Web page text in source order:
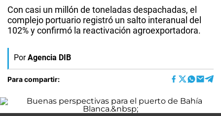
Con casi un millón de toneladas despachadas, el
complejo portuario registró un salto interanual del
102% y confirmó la reactivación agroexportadora.
Por Agencia DIB
Para compartir: